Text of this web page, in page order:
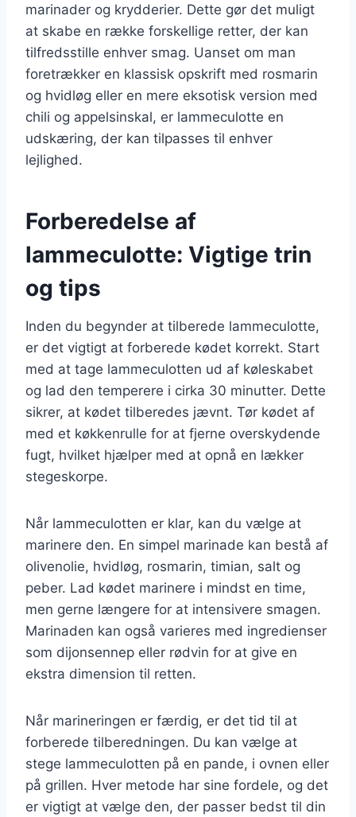
marinader og krydderier. Dette gør det muligt
at skabe en række forskellige retter, der kan
tilfredsstille enhver smag. Uanset om man
foretrækker en klassisk opskrift med rosmarin
og hvidløg eller en mere eksotisk version med
chili og appelsinskal, er lammeculotte en
udskæring, der kan tilpasses til enhver
lejlighed.
Forberedelse af
lammeculotte: Vigtige trin
og tips
Inden du begynder at tilberede lammeculotte,
er det vigtigt at forberede kødet korrekt. Start
med at tage lammeculotten ud af køleskabet
og lad den temperere i cirka 30 minutter. Dette
sikrer, at kødet tilberedes jævnt. Tør kødet af
med et køkkenrulle for at fjerne overskydende
fugt, hvilket hjælper med at opnå en lækker
stegeskorpe.
Når lammeculotten er klar, kan du vælge at
marinere den. En simpel marinade kan bestå af
olivenolie, hvidløg, rosmarin, timian, salt og
peber. Lad kødet marinere i mindst en time,
men gerne længere for at intensivere smagen.
Marinaden kan også varieres med ingredienser
som dijonsennep eller rødvin for at give en
ekstra dimension til retten.
Når marineringen er færdig, er det tid til at
forberede tilberedningen. Du kan vælge at
stege lammeculotten på en pande, i ovnen eller
på grillen. Hver metode har sine fordele, og det
er vigtigt at vælge den, der passer bedst til din